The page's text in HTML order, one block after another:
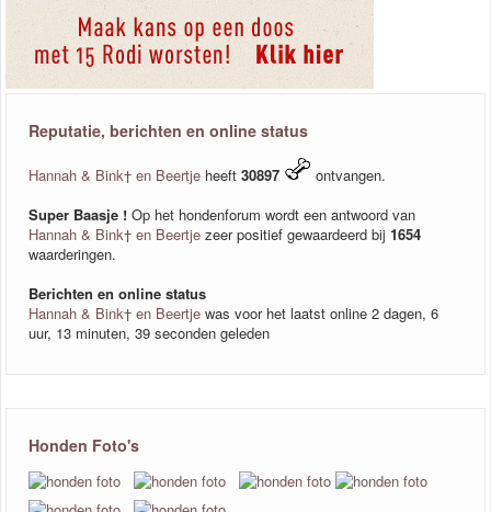
Reputatie, berichten en online status
Hannah & Bink† en Beertje heeft 30897
ontvangen.
Super Baasje ! Op het hondenforum wordt een antwoord van
Hannah & Bink† en Beertje zeer positief gewaardeerd bij 1654
waarderingen.
Berichten en online status
Hannah & Bink† en Beertje was voor het laatst online 2 dagen, 6
uur, 13 minuten, 39 seconden geleden
Honden Foto's